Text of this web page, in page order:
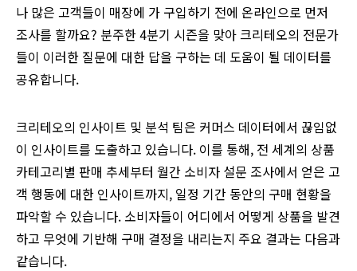
나 많은 고객들이 매장에 가 구입하기 전에 온라인으로 먼저
조사를 할까요? 분주한 4분기 시즌을 맞아 크리테오의 전문가
들이 이러한 질문에 대한 답을 구하는 데 도움이 될 데이터를
공유합니다.
크리테오의 인사이트 및 분석 팀은 커머스 데이터에서 끊임없
이 인사이트를 도출하고 있습니다. 이를 통해, 전 세계의 상품
카테고리별 판매 추세부터 월간 소비자 설문 조사에서 얻은 고
객 행동에 대한 인사이트까지, 일정 기간 동안의 구매 현황을
파악할 수 있습니다. 소비자들이 어디에서 어떻게 상품을 발견
하고 무엇에 기반해 구매 결정을 내리는지 주요 결과는 다음과
같습니다.